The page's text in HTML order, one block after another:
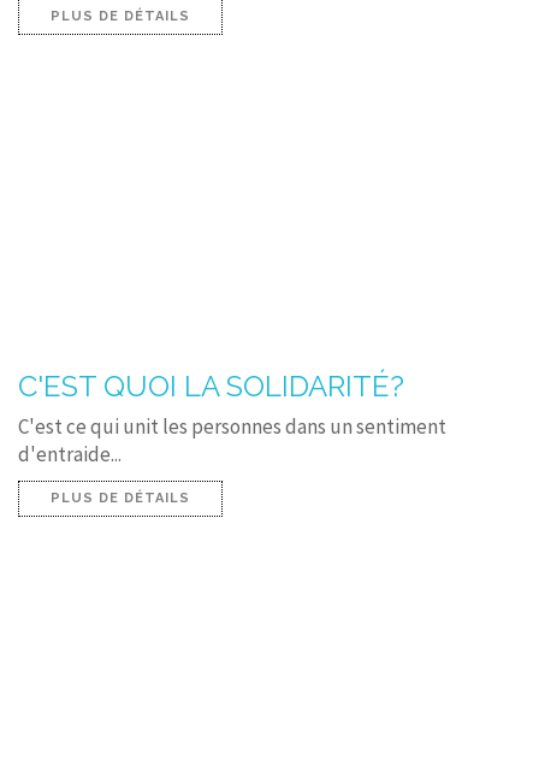
PLUS DE DÉTAILS
C'EST QUOI LA SOLIDARITÉ?
C'est ce qui unit les personnes dans un sentiment
d'entraide...
PLUS DE DÉTAILS